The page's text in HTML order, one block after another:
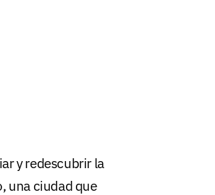
y redescubrir la
una ciudad que